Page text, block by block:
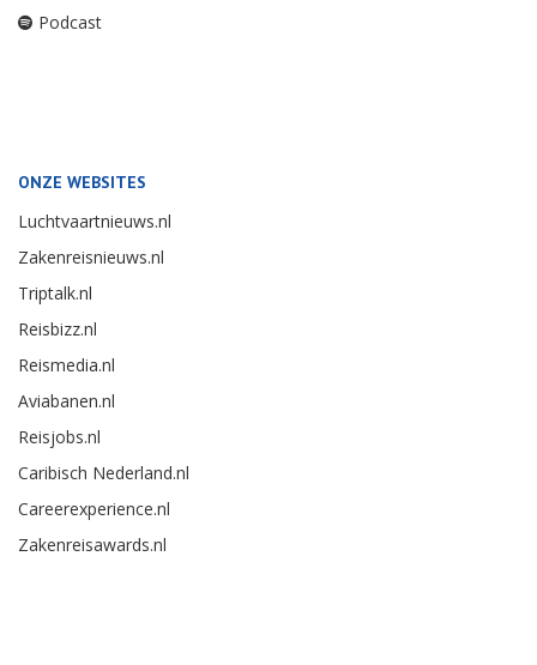
Podcast
ONZE WEBSITES
Luchtvaartnieuws.nl
Zakenreisnieuws.nl
Triptalk.nl
Reisbizz.nl
Reismedia.nl
Aviabanen.nl
Reisjobs.nl
Caribisch Nederland.nl
Careerexperience.nl
Zakenreisawards.nl